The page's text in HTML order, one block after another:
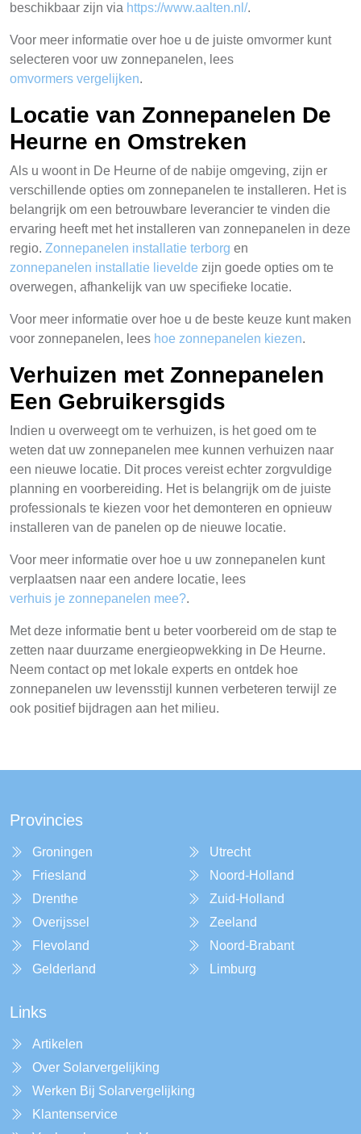
beschikbaar zijn via https://www.aalten.nl/.
Voor meer informatie over hoe u de juiste omvormer kunt
selecteren voor uw zonnepanelen, lees
omvormers vergelijken.
Locatie van Zonnepanelen De
Heurne en Omstreken
Als u woont in De Heurne of de nabije omgeving, zijn er
verschillende opties om zonnepanelen te installeren. Het is
belangrijk om een betrouwbare leverancier te vinden die
ervaring heeft met het installeren van zonnepanelen in deze
regio. Zonnepanelen installatie terborg en
zonnepanelen installatie lievelde zijn goede opties om te
overwegen, afhankelijk van uw specifieke locatie.
Voor meer informatie over hoe u de beste keuze kunt maken
voor zonnepanelen, lees hoe zonnepanelen kiezen.
Verhuizen met Zonnepanelen
Een Gebruikersgids
Indien u overweegt om te verhuizen, is het goed om te
weten dat uw zonnepanelen mee kunnen verhuizen naar
een nieuwe locatie. Dit proces vereist echter zorgvuldige
planning en voorbereiding. Het is belangrijk om de juiste
professionals te kiezen voor het demonteren en opnieuw
installeren van de panelen op de nieuwe locatie.
Voor meer informatie over hoe u uw zonnepanelen kunt
verplaatsen naar een andere locatie, lees
verhuis je zonnepanelen mee?.
Met deze informatie bent u beter voorbereid om de stap te
zetten naar duurzame energieopwekking in De Heurne.
Neem contact op met lokale experts en ontdek hoe
zonnepanelen uw levensstijl kunnen verbeteren terwijl ze
ook positief bijdragen aan het milieu.
Provincies
Groningen
Friesland
Drenthe
Overijssel
Flevoland
Gelderland
Utrecht
Noord-Holland
Zuid-Holland
Zeeland
Noord-Brabant
Limburg
Links
Artikelen
Over Solarvergelijking
Werken Bij Solarvergelijking
Klantenservice